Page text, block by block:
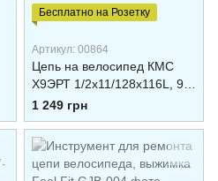
Бесплатно на Розетку
Артикул: 00864
Цепь на велосипед КМС
Х9ЭРТ 1/2x11/128x116L, 9
скоростей
1 249 грн